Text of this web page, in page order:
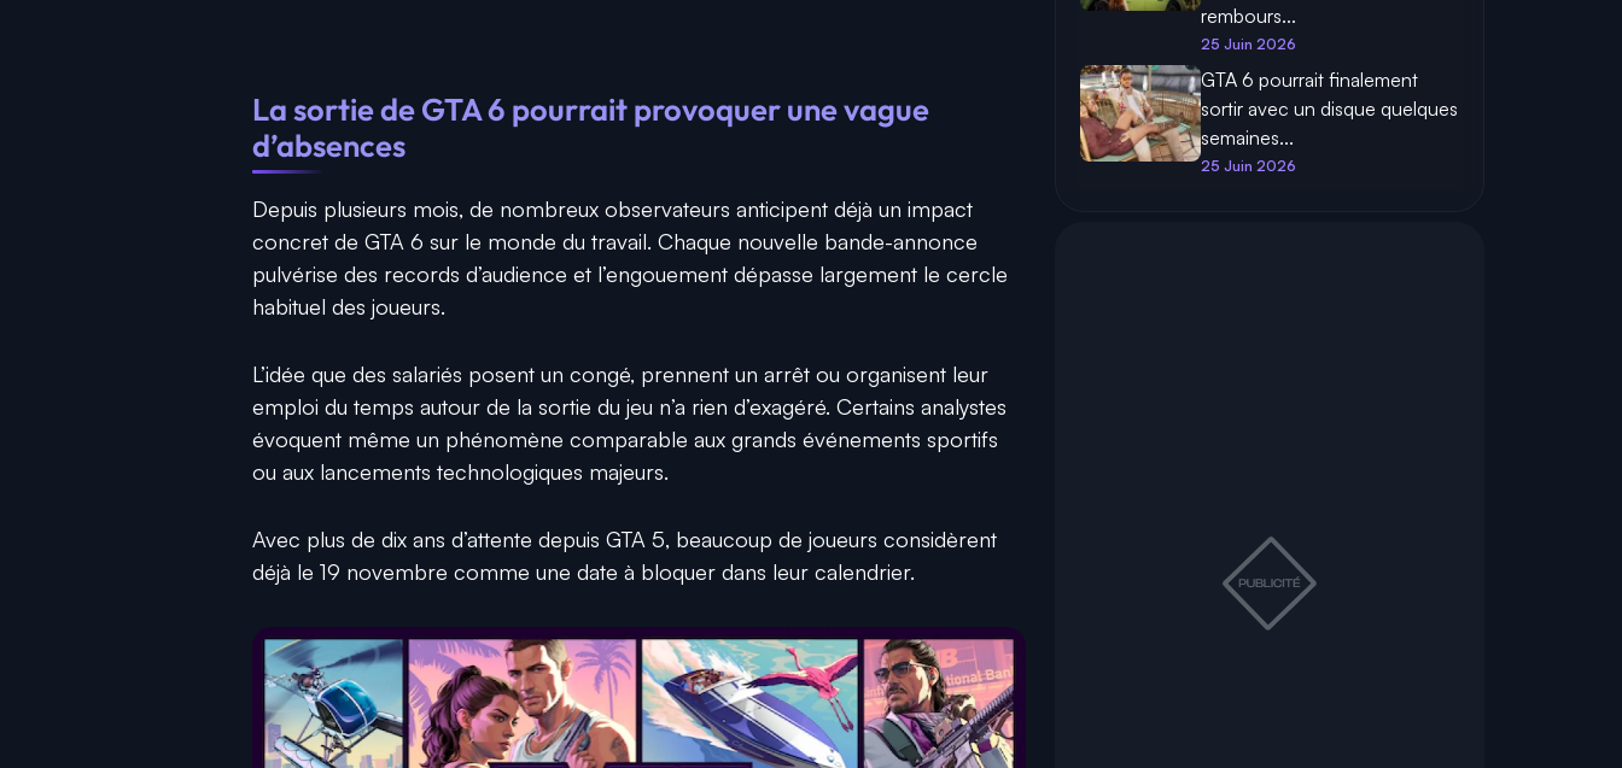
La sortie de GTA 6 pourrait provoquer une vague
d’absences
Depuis plusieurs mois, de nombreux observateurs anticipent déjà un impact
concret de GTA 6 sur le monde du travail. Chaque nouvelle bande-annonce
pulvérise des records d’audience et l’engouement dépasse largement le cercle
habituel des joueurs.
L’idée que des salariés posent un congé, prennent un arrêt ou organisent leur
emploi du temps autour de la sortie du jeu n’a rien d’exagéré. Certains analystes
évoquent même un phénomène comparable aux grands événements sportifs
ou aux lancements technologiques majeurs.
Avec plus de dix ans d’attente depuis GTA 5, beaucoup de joueurs considèrent
déjà le 19 novembre comme une date à bloquer dans leur calendrier.
rembours...
25 Juin 2026
GTA 6 pourrait finalement
sortir avec un disque quelques
semaines...
25 Juin 2026